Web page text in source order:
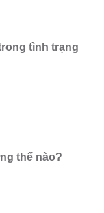
tình trạng
thế nào?